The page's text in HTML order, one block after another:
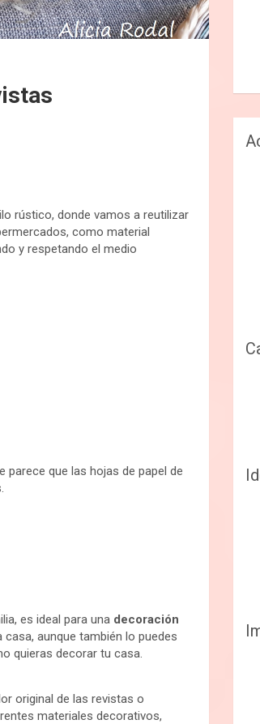
rústico, donde vamos a reutilizar
como material
y respetando el medio
parece que las hojas de papel de
es ideal para una decoración
aunque también lo puedes
quieras decorar tu casa.
original de las revistas o
materiales decorativos,